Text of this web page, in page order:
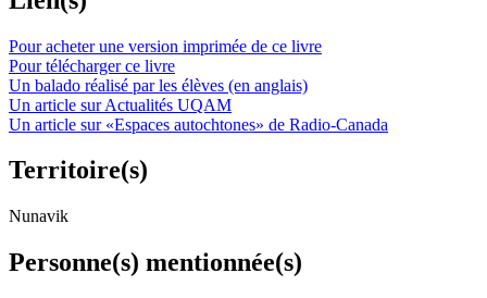
Pour acheter une version imprimée de ce livre
Pour télécharger ce livre
Un balado réalisé par les élèves (en anglais)
Un article sur Actualités UQAM
Un article sur «Espaces autochtones» de Radio-Canada
Territoire(s)
Nunavik
Personne(s) mentionnée(s)